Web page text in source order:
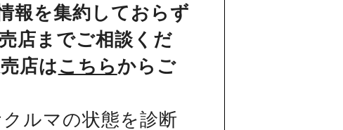
報を集約しておらず
店までご相談くだ
店は こちら からご
クルマの状態を診断